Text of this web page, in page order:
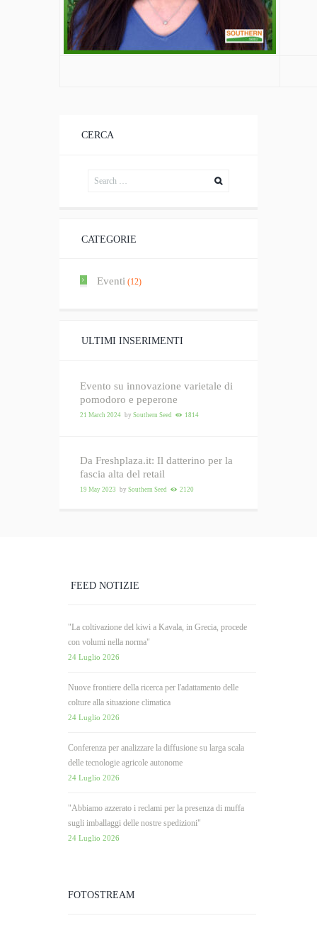
CERCA
CATEGORIE
Eventi(12)
ULTIMI INSERIMENTI
Evento su innovazione varietale di
pomodoro e peperone
21 March 2024 by Southern Seed 1814
Da Freshplaza.it: Il datterino per la
fascia alta del retail
19 May 2023 by Southern Seed 2120
FEED NOTIZIE
"La coltivazione del kiwi a Kavala, in Grecia, procede
con volumi nella norma"
24 Luglio 2026
Nuove frontiere della ricerca per l'adattamento delle
colture alla situazione climatica
24 Luglio 2026
Conferenza per analizzare la diffusione su larga scala
delle tecnologie agricole autonome
24 Luglio 2026
"Abbiamo azzerato i reclami per la presenza di muffa
sugli imballaggi delle nostre spedizioni"
24 Luglio 2026
FOTOSTREAM